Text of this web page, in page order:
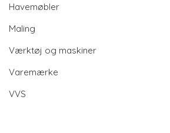
Havemøbler
Maling
Værktøj og maskiner
Varemærke
VVS